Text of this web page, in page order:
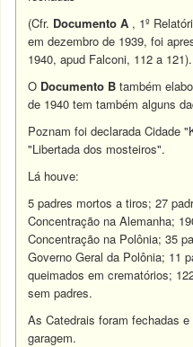
(Cfr. Documento A , 1º
em dezembro de 1939, foi
1940, apud Falconi, 112 a 121).
O Documento B também
de 1940 tem também alguns
Poznam foi declarada Cidade
"Libertada dos mosteiros".
Lá houve:
5 padres mortos a tiros; 27
Concentração na Alemanha;
Concentração na Polônia; 35
Governo Geral da Polônia; 11
queimados em crematórios;
sem padres.
As Catedrais foram fechadas
garagem.